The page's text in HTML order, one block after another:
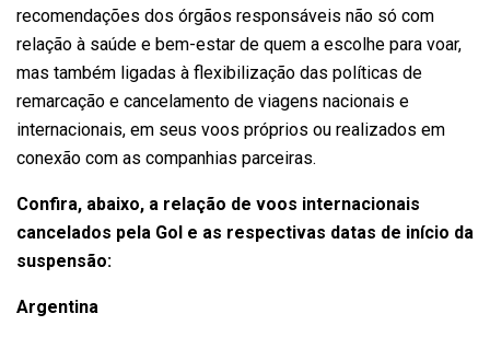
recomendações dos órgãos responsáveis não só com
relação à saúde e bem-estar de quem a escolhe para voar,
mas também ligadas à flexibilização das políticas de
remarcação e cancelamento de viagens nacionais e
internacionais, em seus voos próprios ou realizados em
conexão com as companhias parceiras.
Confira, abaixo, a relação de voos internacionais
cancelados pela Gol e as respectivas datas de início da
suspensão:
Argentina